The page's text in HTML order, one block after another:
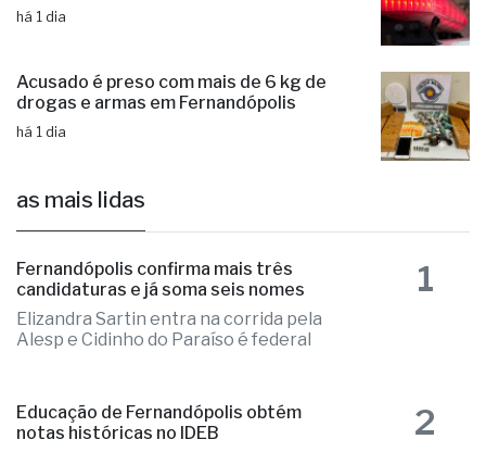
há 1 dia
Acusado é preso com mais de 6 kg de
drogas e armas em Fernandópolis
há 1 dia
as mais lidas
Fernandópolis confirma mais três
candidaturas e já soma seis nomes
Elizandra Sartin entra na corrida pela
Alesp e Cidinho do Paraíso é federal
1
Educação de Fernandópolis obtém
notas históricas no IDEB
2